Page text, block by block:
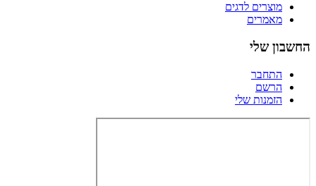
מוצרים לדגים
מאמרים
החשבון שלי
התחבר
הרשם
הזמנות שלי